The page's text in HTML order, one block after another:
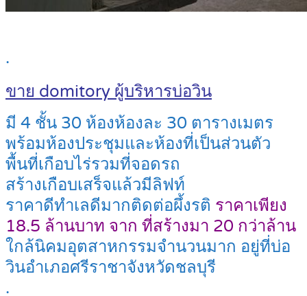
.
ขาย domitory ผู้บริหารบ่อวิน
มี 4 ชั้น 30 ห้องห้องละ 30 ตารางเมตร
พร้อมห้องประชุมและห้องที่เป็นส่วนตัว
พื้นที่เกือบไร่รวมที่จอดรถ
สร้างเกือบเสร็จแล้วมีลิฟท์
ราคาดีทำเลดีมากติดต่อผึ้งรติ ราคาเพียง
18.5 ล้านบาท จาก ที่สร้างมา 20 กว่าล้าน
ใกล้นิคมอุตสาหกรรมจำนวนมาก อยู่ที่บ่อ
วินอำเภอศรีราชาจังหวัดชลบุรี
.